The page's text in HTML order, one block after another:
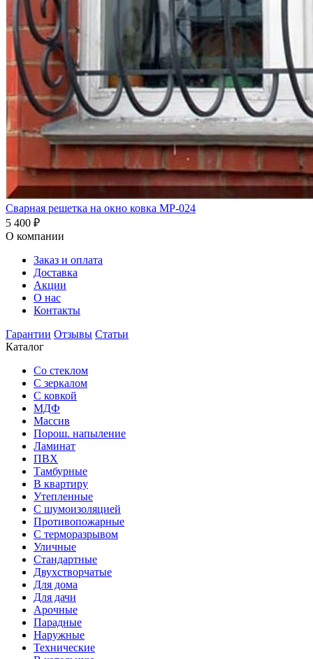
Сварная решетка на окно ковка МР-024
5 400 ₽
О компании
Заказ и оплата
Доставка
Акции
О нас
Контакты
Гарантии Отзывы Статьи
Каталог
Со стеклом
С зеркалом
С ковкой
МДФ
Массив
Порош. напыление
Ламинат
ПВХ
Тамбурные
В квартиру
Утепленные
С шумоизоляцией
Противопожарные
С терморазрывом
Уличные
Стандартные
Двухстворчатые
Для дома
Для дачи
Арочные
Парадные
Наружные
Технические